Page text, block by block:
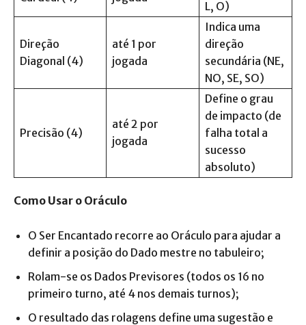
L, O)
Direção
Diagonal (4)
até 1 por
jogada
Indica uma
direção
secundária (NE,
NO, SE, SO)
Precisão (4)
até 2 por
jogada
Define o grau
de impacto (de
falha total a
sucesso
absoluto)
Como Usar o Oráculo
O Ser Encantado recorre ao Oráculo para ajudar a
definir a posição do Dado mestre no tabuleiro;
Rolam-se os Dados Previsores (todos os 16 no
primeiro turno, até 4 nos demais turnos);
O resultado das rolagens define uma sugestão e